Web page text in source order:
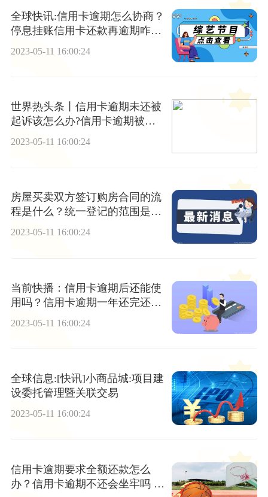
全球快讯:信用卡逾期怎么协商？
停息挂账信用卡还款再逾期咋
2023-05-11 16:00:24
世界热头条丨信用卡逾期未还被
起诉该怎么办?信用卡逾期被锁
怎么办?
2023-05-11 16:00:24
房屋买卖双方签订购房合同的流
程是什么？统一登记的范围是什
么？
2023-05-11 16:00:24
当前快播：信用卡逾期后还能使
用吗？信用卡逾期一年还完还能
2023-05-11 16:00:24
全球信息:[快讯]小商品城:项目建
设委托管理暨关联交易
2023-05-11 16:00:24
信用卡逾期要求全额还款怎么
办？信用卡逾期不还会坐牢吗 世